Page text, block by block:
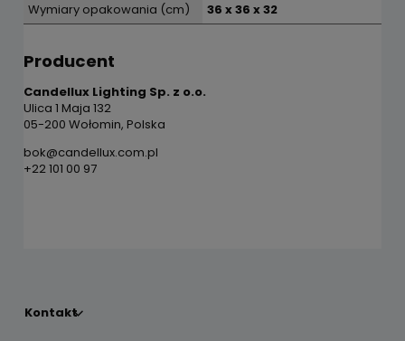
Wymiary opakowania (cm)
36 x 36 x 32
Producent
Candellux Lighting Sp. z o.o.
Ulica 1 Maja 132
05-200 Wołomin, Polska
bok@candellux.com.pl
+22 101 00 97
Kontakt